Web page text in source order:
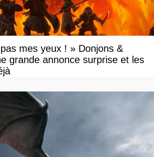
mes yeux ! » Donjons &
grande annonce surprise et les